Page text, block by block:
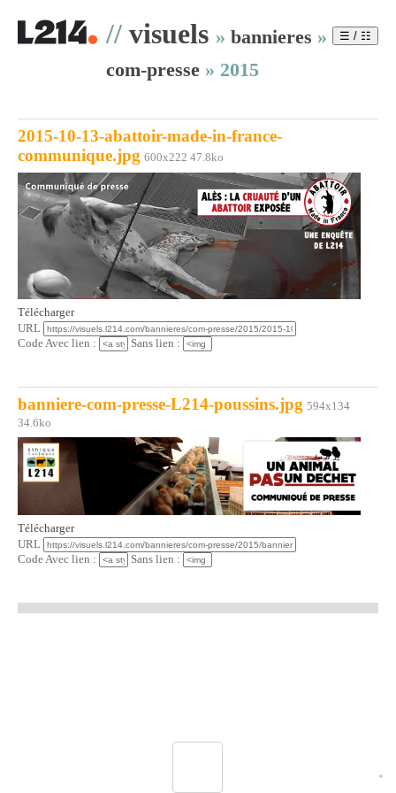
// visuels » bannieres »
com-presse » 2015
2015-10-13-abattoir-made-in-france-
communique.jpg 600x222 47.8ko
Télécharger
URL
Code Avec lien :
Sans lien :
banniere-com-presse-L214-poussins.jpg 594x134
34.6ko
Télécharger
URL
Code Avec lien :
Sans lien :
☰ / ☷
•